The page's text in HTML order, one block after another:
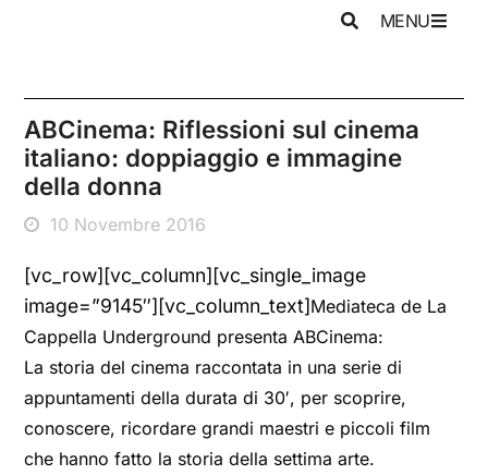
MENU
ABCinema: Riflessioni sul cinema
italiano: doppiaggio e immagine
della donna
10 Novembre 2016
[vc_row][vc_column][vc_single_image
image=”9145″][vc_column_text]Mediateca de La
Cappella Underground presenta ABCinema:
La storia del cinema raccontata in una serie di
appuntamenti della durata di 30′, per scoprire,
conoscere, ricordare grandi maestri e piccoli film
che hanno fatto la storia della settima arte.